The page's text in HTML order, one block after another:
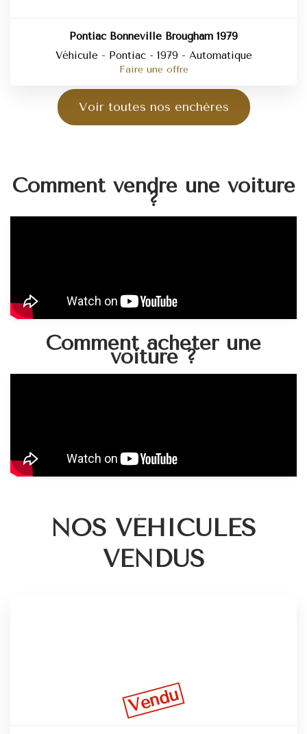
Pontiac Bonneville Brougham 1979
Véhicule - Pontiac - 1979 - Automatique
Faire une offre
Voir toutes nos enchères
Comment vendre une voiture
?
Comment acheter une
voiture ?
NOS VÉHICULES
VENDUS
Vendu